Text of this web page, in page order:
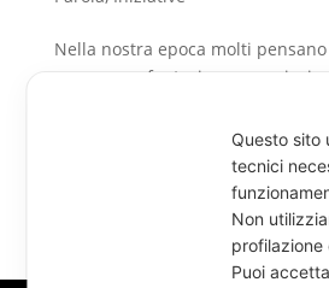
Nella nostra epoca molti
sogno, una fantasia, una
è senza senso, e soprattutto
mentre da spiegare è proprio
Questo sito
tecnici
Non
Puoi